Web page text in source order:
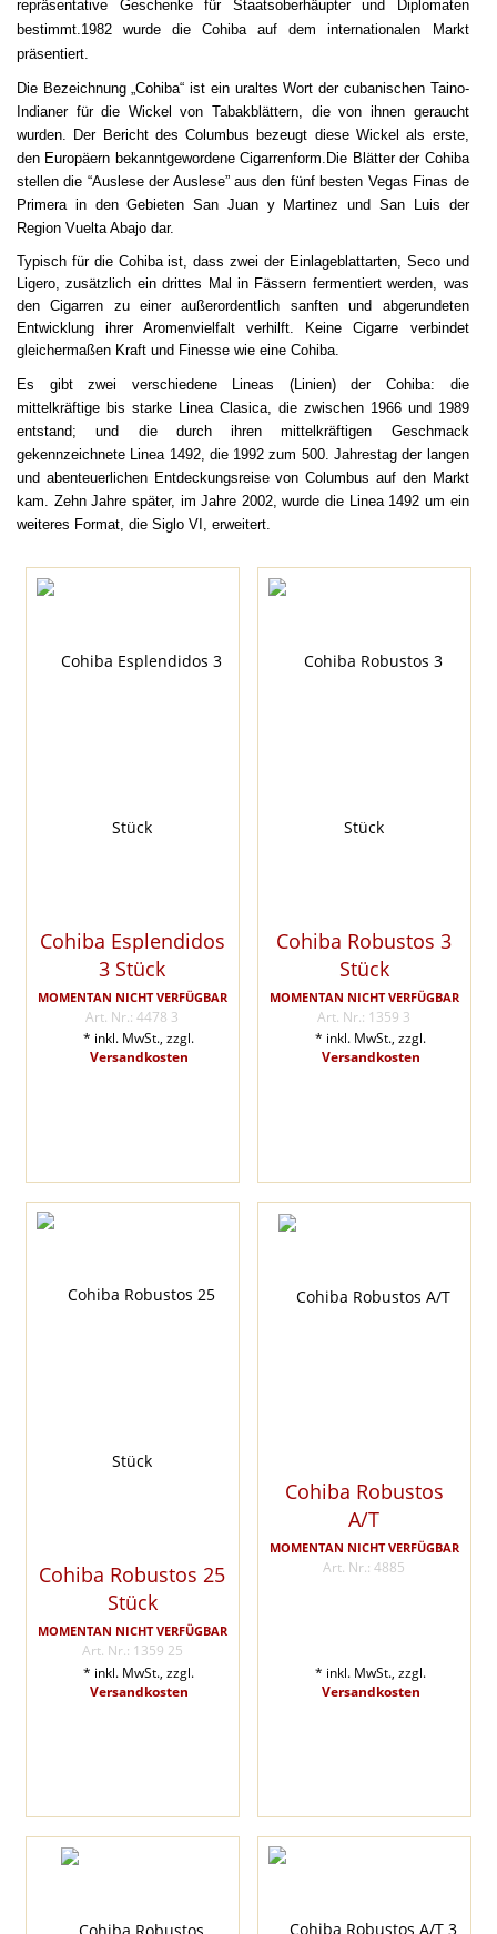
repräsentative Geschenke für Staatsoberhäupter und Diplomaten
bestimmt. 1 982 wurde die Cohiba auf dem internationalen Markt
präsentiert
Die Bezeichnung „Cohiba“ ist ein uraltes Wort der cubanischen Taino-
Indianer für die Wickel von Tabakblättern, die von ihnen geraucht
wurden. Der Bericht des Columbus bezeugt diese Wickel als erste,
den Europäern bekanntgewordene Cigarrenform .Die Blätter der Cohiba
stellen die “Auslese der Auslese” aus den fünf besten Vegas Finas de
Primera in den Gebieten San Juan y Martinez und San Luis der
Region Vuelta Abajo dar.
Typisch für die Cohiba ist, dass zwei der Einlageblattarten, Seco und
Ligero, zusätzlich ein drittes Mal in Fässern fermentiert werden, was
den Cigarren zu einer außerordentlich sanften und abgerundeten
Entwicklung ihrer Aromenvielfalt verhilft. Keine Cigarre verbindet
gleichermaßen Kraft und Finesse wie eine Cohiba.
Es gibt zwei verschiedene Lineas (Linien) der Cohiba: die
mittelkräftige bis starke Linea Clasica, die zwischen 1966 und 1989
entstand; und die durch ihren mittelkräftigen Geschmack
gekennzeichnete Linea 1492, die 1992 zum 500. Jahrestag der langen
und abenteuerlichen Entdeckungsreise von Columbus auf den Markt
kam. Zehn Jahre später, im Jahre 2002, wurde die Linea 1492 um ein
weiteres Format, die Siglo VI, erweitert
Cohiba Esplendidos
3 Stück
MOMENTAN NICHT VERFÜGBAR
Art. Nr.: 4478 3
* inkl. MwSt., zzgl.
Versandkosten
Cohiba Robustos 3
Stück
MOMENTAN NICHT VERFÜGBAR
Art. Nr.: 1359 3
* inkl. MwSt., zzgl.
Versandkosten
Cohiba Robustos 25
Stück
MOMENTAN NICHT VERFÜGBAR
Art. Nr.: 1359 25
* inkl. MwSt., zzgl.
Versandkosten
Cohiba Robustos
A/T
MOMENTAN NICHT VERFÜGBAR
Art. Nr.: 4885
* inkl. MwSt., zzgl.
Versandkosten